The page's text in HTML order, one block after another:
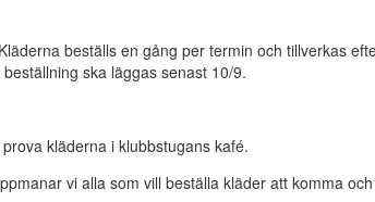
beställs en gång per termin och tillverkas
ska läggas senast 10/9.
kläderna i klubbstugans kafé.
vi alla som vill beställa kläder att komma